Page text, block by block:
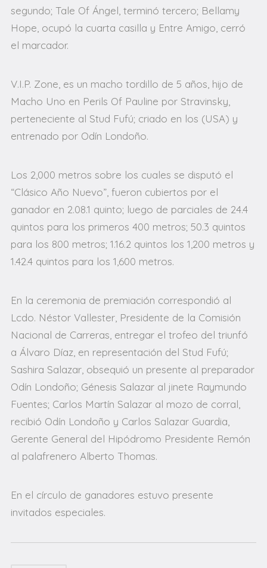
segundo; Tale Of Ángel, terminó tercero; Bellamy
Hope, ocupó la cuarta casilla y Entre Amigo, cerró
el marcador.
V.I.P. Zone, es un macho tordillo de 5 años, hijo de
Macho Uno en Perils Of Pauline por Stravinsky,
perteneciente al Stud Fufú; criado en los (USA) y
entrenado por Odín Londoño.
Los 2,000 metros sobre los cuales se disputó el
“Clásico Año Nuevo”, fueron cubiertos por el
ganador en 2.08.1 quinto; luego de parciales de 24.4
quintos para los primeros 400 metros; 50.3 quintos
para los 800 metros; 1.16.2 quintos los 1,200 metros y
1.42.4 quintos para los 1,600 metros.
En la ceremonia de premiación correspondió al
Lcdo. Néstor Vallester, Presidente de la Comisión
Nacional de Carreras, entregar el trofeo del triunfó
a Álvaro Díaz, en representación del Stud Fufú;
Sashira Salazar, obsequió un presente al preparador
Odín Londoño; Génesis Salazar al jinete Raymundo
Fuentes; Carlos Martín Salazar al mozo de corral,
recibió Odín Londoño y Carlos Salazar Guardia,
Gerente General del Hipódromo Presidente Remón
al palafrenero Alberto Thomas.
En el círculo de ganadores estuvo presente
invitados especiales.